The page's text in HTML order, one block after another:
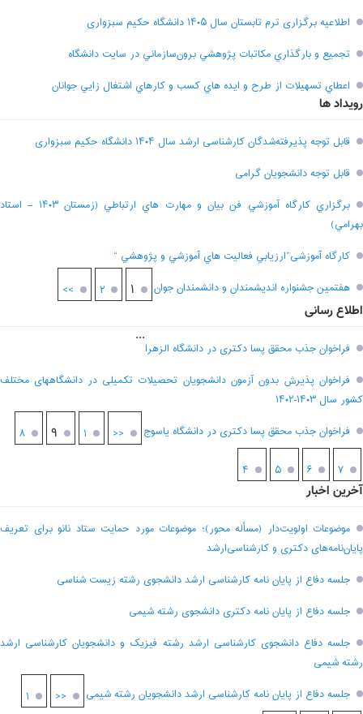
اطلاعیه برگزاری ترم تابستان سال ۱۴۰۵ دانشگاه حکیم سبزواری
تجميع و بارگذاري مکاتبات پژوهشي برون‌سازماني در سايت دانشگاه
اعطاي تسهيلات از طرح و ايده هاي کسب و کارهاي اشتغال زايي جوانان
رویداد ها
قابل توجه پذیرفته‌شدگان کارشناسی ارشد سال ۱۴۰۴ دانشگاه حکیم سبزواری
قابل توجه دانشجویان گرامی
برگزاري کارگاه آموزشي فن بيان و مهارت هاي ارتباطي (زمستان ۱۴۰۳ – استاد
بهرامي)
کارگاه آموزشی”ارزيابي فعاليت هاي آموزشي و پژوهشي “
هفتمين جشنواره انديشمندان و دانشمندان جوان
۱ ۲ >>
اطلاع رسانی
فراخوان جذب محقق پسا دکتری در دانشگاه الزهرا
فراخوان پذیرش بدون آزمون دانشجویان تحصیلات تکمیلی در دانشگاههای مختلف
کشور سال ۱۴۰۳-۱۴۰۲
فراخوان جذب محقق پسا دکتری در دانشگاه یاسوج
<< ۱
...
۴ ۵ ۶ ۷
۸ ۹
آخرین اخبار
موضوعات اولویت‌دار (مسأله محور)؛ موضوعات مورد حمایت ستاد نانو برای تعریف
پایان‌نامه‌های دکتری و کارشناسی‌ارشد
جلسه دفاع از پایان نامه کارشناسی ارشد دانشجوی رشته زیست شناسی
جلسه دفاع از پایان نامه دکتری دانشجوی رشته شیمی
جلسه دفاع دانشجوی کارشناسی ارشد رشته فیزیک و دانشجویان کارشناسی ارشد
رشته شیمی
جلسه دفاع از پایان نامه کارشناسی ارشد دانشجویان رشته شیمی
<< ۱